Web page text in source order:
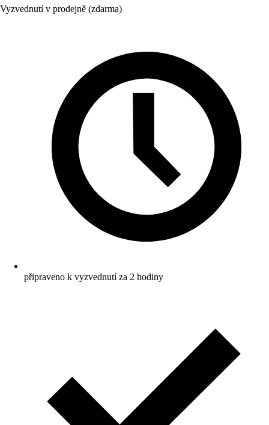
Vyzvednutí v prodejně (zdarma)
připraveno k vyzvednutí za 2 hodiny